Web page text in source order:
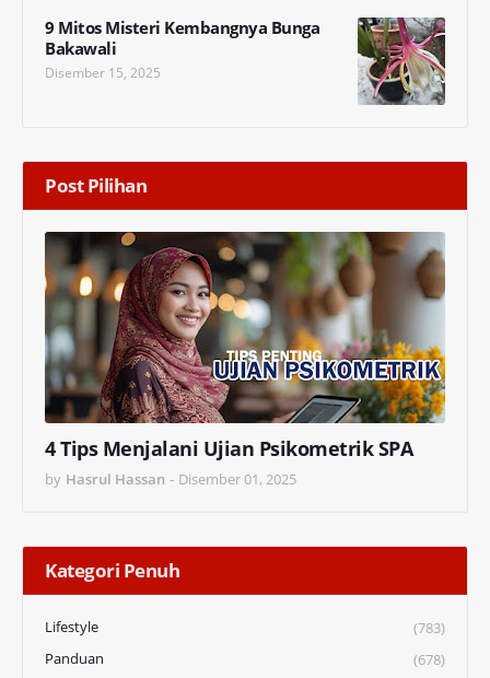
9 Mitos Misteri Kembangnya Bunga
Bakawali
Disember 15, 2025
Post Pilihan
4 Tips Menjalani Ujian Psikometrik SPA
by Hasrul Hassan - Disember 01, 2025
Kategori Penuh
Lifestyle
(783)
Panduan
(678)